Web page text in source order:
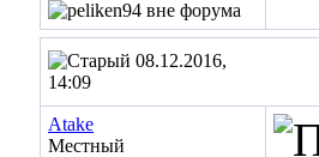
08.12.2016,
14:09
Atake
Местный